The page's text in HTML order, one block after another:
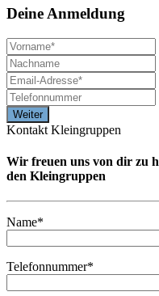
Deine Anmeldung
Kontakt Kleingruppen
Wir freuen uns von dir zu
den Kleingruppen
Name*
Telefonnummer*